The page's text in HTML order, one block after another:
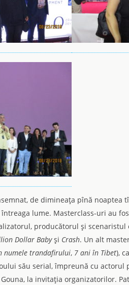
de dimineaţa pînă
lume. Masterclass-uri au
producătorul şi scenaristul
Dollar Babyşi Crash. Un alt
numele trandafirului, 7 ani în Tibet),
său serial, împreună cu actorul
la invitaţia organizatorilor.